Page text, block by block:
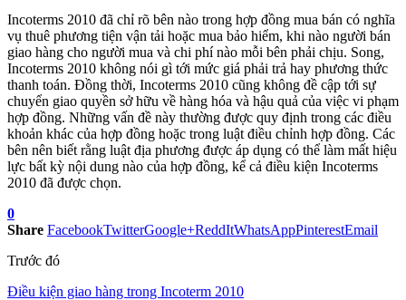
Incoterms 2010 đã chỉ rõ bên nào trong hợp đồng mua bán có nghĩa
vụ thuê phương tiện vận tải hoặc mua bảo hiểm, khi nào người bán
giao hàng cho người mua và chi phí nào mỗi bên phải chịu. Song,
Incoterms 2010 không nói gì tới mức giá phải trả hay phương thức
thanh toán. Đồng thời, Incoterms 2010 cũng không đề cập tới sự
chuyển giao quyền sở hữu về hàng hóa và hậu quả của việc vi phạm
hợp đồng. Những vấn đề này thường được quy định trong các điều
khoản khác của hợp đồng hoặc trong luật điều chỉnh hợp đồng. Các
bên nên biết rằng luật địa phương được áp dụng có thể làm mất hiệu
lực bất kỳ nội dung nào của hợp đồng, kể cả điều kiện Incoterms
2010 đã được chọn.
0
Share FacebookTwitterGoogle+ReddItWhatsAppPinterestEmail
Trước đó
Điều kiện giao hàng trong Incoterm 2010